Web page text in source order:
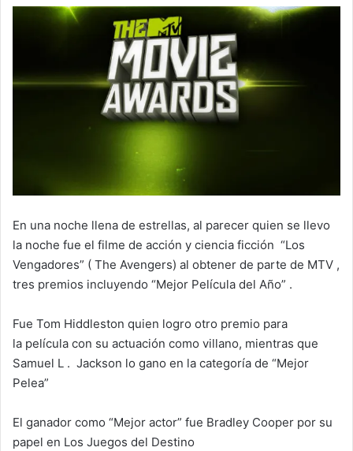
En una noche llena de estrellas, al parecer quien se llevo
la noche fue el filme de acción y ciencia ficción “Los
Vengadores” ( The Avengers) al obtener de parte de MTV ,
tres premios incluyendo “Mejor Película del Año” .
Fue Tom Hiddleston quien logro otro premio para
la película con su actuación como villano, mientras que
Samuel L . Jackson lo gano en la categoría de “Mejor
Pelea”
El ganador como “Mejor actor” fue Bradley Cooper por su
papel en Los Juegos del Destino